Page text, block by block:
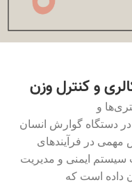
و کنترل وزن
و
دستگاه گوارش انسان
مهمی در فرآیندهای
سیستم ایمنی و مدیریت
داده است که